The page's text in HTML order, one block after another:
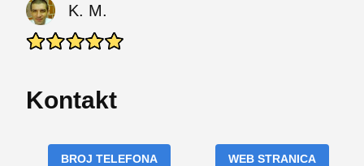
K. M.
Kontakt
BROJ TELEFONA WEB STRANICA